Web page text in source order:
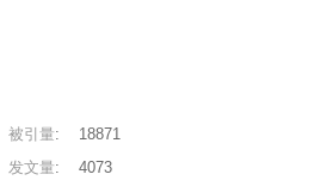
被引量:
18871
发文量: 4073